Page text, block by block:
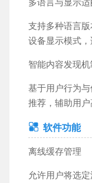
支持多种语言
设备显示模式，
智能内容发现机
基于用户行为
推荐，辅助用户
软件功能
离线缓存管理
允许用户将选